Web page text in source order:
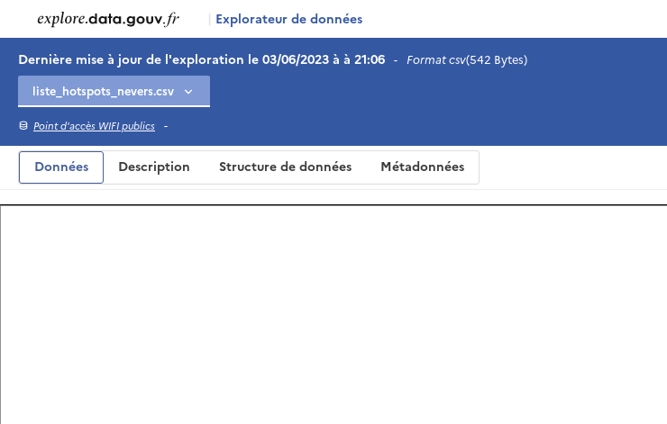
| Explorateur de données
Dernière mise à jour de l'exploration le 03/06/2023 à à 21:06 - Format csv(542 Bytes)
Point d'accès WIFI publics -
Données Description Structure de données Métadonnées